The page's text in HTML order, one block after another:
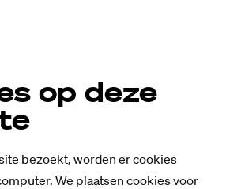
op deze
bezoekt, worden er cookies
We plaatsen cookies voor